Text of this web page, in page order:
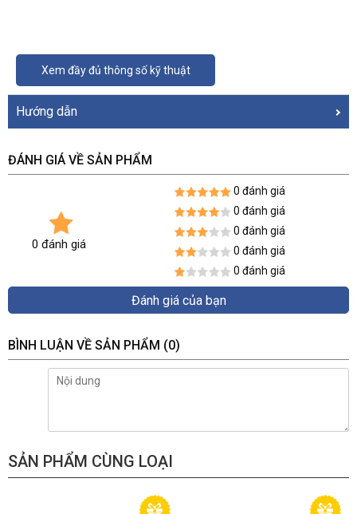
Xem đầy đủ thông số kỹ thuật
Hướng dẫn
ĐÁNH GIÁ VỀ SẢN PHẨM
0 đánh giá
0 đánh giá
0 đánh giá
0 đánh giá
0 đánh giá
0 đánh giá
Đánh giá của bạn
BÌNH LUẬN VỀ SẢN PHẨM (0)
SẢN PHẨM CÙNG LOẠI